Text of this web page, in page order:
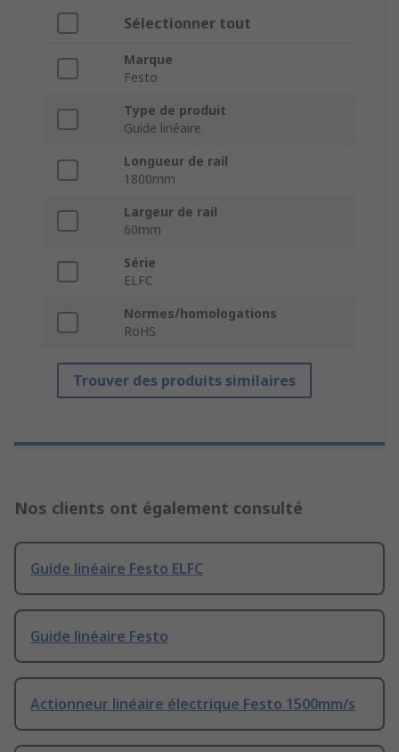
Sélectionner tout
Marque
Festo
Type de produit
Guide linéaire
Longueur de rail
1800mm
Largeur de rail
60mm
Série
ELFC
Normes/homologations
RoHS
Trouver des produits similaires
Nos clients ont également consulté
Guide linéaire Festo ELFC
Guide linéaire Festo
Actionneur linéaire électrique Festo 1500mm/s